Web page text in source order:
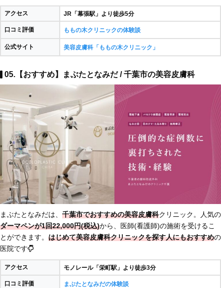
アクセス JR「幕張駅」より徒歩5分
口コミ評価 ももの木クリニックの体験談
公式サイト 美容皮膚科「ももの木クリニック」
05.【おすすめ】まぶたとなみだ / 千葉市の美容皮膚科
まぶたとなみだは、 千葉市でおすすめの美容皮膚科クリニック。人気の
ダーマペンが1回22,000円(税込)から、医師(看護師)の施術を受けるこ
とができます。 はじめて美容皮膚科クリニックを探す人にもおすすめの
医院です
アクセス モノレール「栄町駅」より徒歩3分
口コミ評価 まぶたとなみだの体験談